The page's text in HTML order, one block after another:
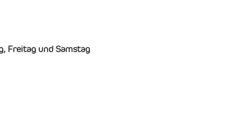
Freitag und Samstag